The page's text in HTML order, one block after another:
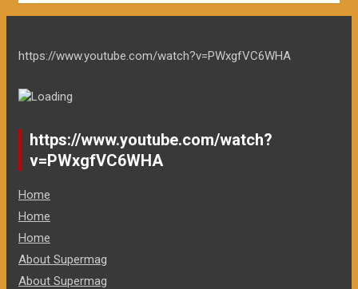
https://www.youtube.com/watch?v=PWxgfVC6WHA
https://www.youtube.com/watch?
v=PWxgfVC6WHA
Home
Home
Home
About Supermag
About Supermag